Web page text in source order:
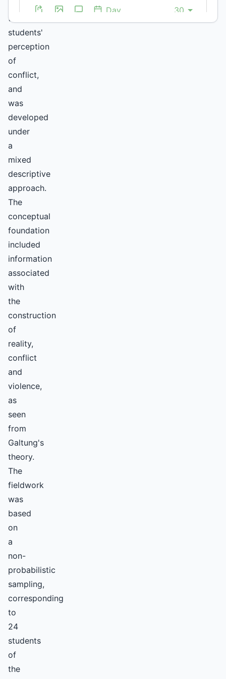
the
students'
perception
of
conflict,
and
was
developed
under
a
mixed
descriptive
approach.
The
conceptual
foundation
included
information
associated
with
the
construction
of
reality,
conflict
and
violence,
as
seen
from
Galtung's
theory.
The
fieldwork
was
based
on
a
non-
probabilistic
sampling,
corresponding
to
24
students
of
the